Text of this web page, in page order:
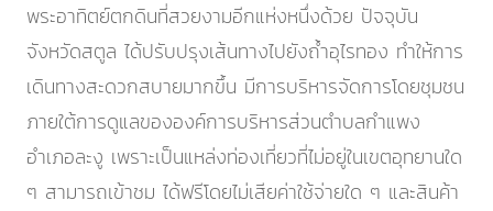
พระอาทิตย์ตกดินที่สวยงามอีกแห่งหนึ่งด้วย ปัจจุบัน
จังหวัดสตูล ได้ปรับปรุงเส้นทางไปยังถ้ำอุไรทอง ทำให้การ
เดินทางสะดวกสบายมากขึ้น มีการบริหารจัดการโดยชุมชน
ภายใต้การดูแลขององค์การบริหารส่วนตำบลกำแพง
อำเภอละงู เพราะเป็นแหล่งท่องเที่ยวที่ไม่อยู่ในเขตอุทยานใด
ๆ สามารถเข้าชม ได้ฟรีโดยไม่เสียค่าใช้จ่ายใด ๆ และสินค้า